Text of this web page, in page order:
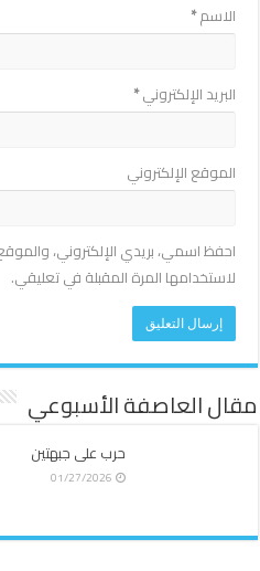
الاسم*
البريد الإلكتروني*
الموقع الإلكتروني
احفظ اسمي، بريدي الإلكتروني،
لاستخدامها المرة المقبلة في تعليقي.
مقال العاصفة الأسبوعي
حرب على جبهتين
01/27/2026